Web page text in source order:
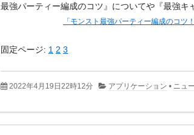
最強パーティー編成のコツ』についてや『最強キ
「モンスト最強パーティー編成のコ
固定ページ: 1 2 3
2022年4月19日22時12分 アプリケーション • ニュ